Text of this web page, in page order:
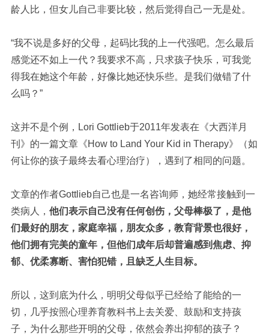
龄人比，但女儿自己非要比较，然后觉得自己一无是处。
“我不说是多好的父母，起码比我的上一代强吧。怎么最后
感觉还不如上一代？我要求不高，只求孩子快乐，可我觉
得我在她这个年龄，好像比她还快乐些。是我们做错了什
么吗？”
这并不是个例， Lori Gottlieb于2011年发表在《大西洋月
刊》的一篇文章《How to Land Your Kid in Therapy》（如
何让你的孩子最终去看心理治疗），遇到了相同的问题。
文章的作者Gottlieb自己也是一名咨询师，她经常接触到一
类病人， 他们表示自己没有任何创伤，父母棒极了，是他
们最好的朋友，家庭幸福，朋友众多，教育背景也很好，
他们拥有完美的童年，但他们成年后却普遍感到焦虑、抑
郁、优柔寡断、害怕犯错，且缺乏人生目标。
所以，这到底为什么，明明父母似乎已经给了能给的一
切，几乎按照心理养育教科书上去关爱、鼓励和支持孩
子，为什么那些开明的父母，依然会养出抑郁的孩子？